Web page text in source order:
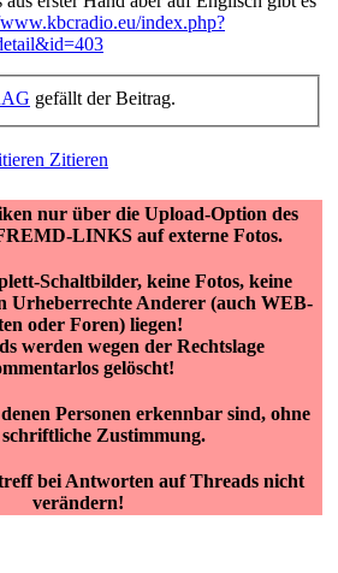
index.php?
gefällt der Beitrag.
Zitieren
nur über die Upload-Option des
LINKS auf externe Fotos.
Schaltbilder, keine Fotos, keine
Urheberrechte Anderer (auch WEB-
oder Foren) liegen!
werden wegen der Rechtslage
gelöscht!
Personen erkennbar sind, ohne
Zustimmung.
bei Antworten auf Threads nicht
verändern!